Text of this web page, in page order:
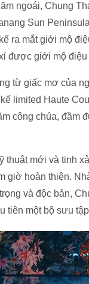
ngoái, Chung
Sun
ra mắt giới mộ
được giới mộ điệu
từ giấc mơ của
limited Haute
công chúa, đầm
thuật mới và tinh
giờ hoàn thiện.
và độc bản,
tiên một bộ sưu